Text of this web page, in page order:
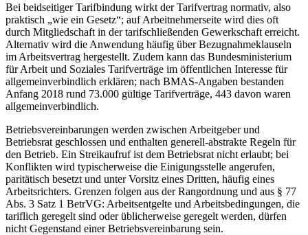
Bei beidseitiger Tarifbindung wirkt der Tarifvertrag normativ, also
praktisch „wie ein Gesetz“; auf Arbeitnehmerseite wird dies oft
durch Mitgliedschaft in der tarifschließenden Gewerkschaft erreicht.
Alternativ wird die Anwendung häufig über Bezugnahmeklauseln
im Arbeitsvertrag hergestellt. Zudem kann das Bundesministerium
für Arbeit und Soziales Tarifverträge im öffentlichen Interesse für
allgemeinverbindlich erklären; nach BMAS-Angaben bestanden
Anfang 2018 rund 73.000 gültige Tarifverträge, 443 davon waren
allgemeinverbindlich.
Betriebsvereinbarungen werden zwischen Arbeitgeber und
Betriebsrat geschlossen und enthalten generell-abstrakte Regeln für
den Betrieb. Ein Streikaufruf ist dem Betriebsrat nicht erlaubt; bei
Konflikten wird typischerweise die Einigungsstelle angerufen,
paritätisch besetzt und unter Vorsitz eines Dritten, häufig eines
Arbeitsrichters. Grenzen folgen aus der Rangordnung und aus § 77
Abs. 3 Satz 1 BetrVG: Arbeitsentgelte und Arbeitsbedingungen, die
tariflich geregelt sind oder üblicherweise geregelt werden, dürfen
nicht Gegenstand einer Betriebsvereinbarung sein.